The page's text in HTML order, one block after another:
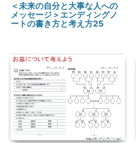
＜未来の自分と大事な人への
メッセージ＞エンディングノ
ートの書き方と考え方25